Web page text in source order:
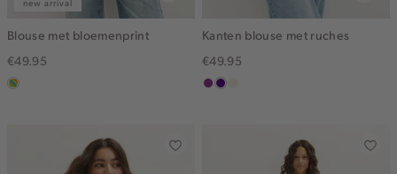
new arrival
Blouse met bloemenprint
€49.95
meerkleurig
Kanten blouse met ruches
€49.95
middenpaars
indigo